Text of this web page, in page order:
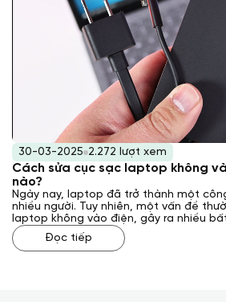
30-03-2025 2.272 lượt xem
Cách sửa cục sạc laptop không
nào?
Ngày nay, laptop đã trở thành một
nhiều người. Tuy nhiên, một vấn đề
laptop không vào điện, gây ra nhiều
công việc. Vậy, cách sửa cục sạc
thế nào? Laptop Khánh Trần sẽ giải
sau đây.
Đọc tiếp